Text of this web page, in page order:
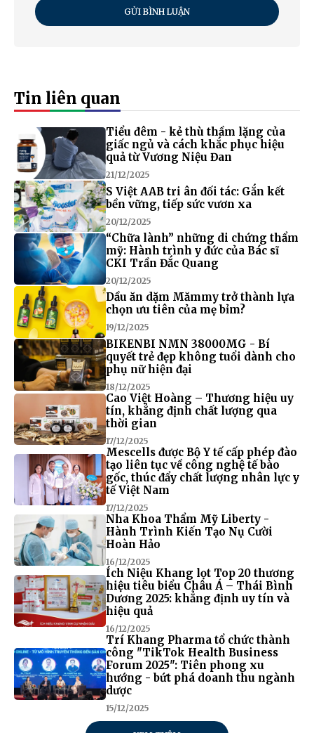
GỬI BÌNH LUẬN
Tin liên quan
Tiểu đêm - kẻ thù thầm lặng của
giấc ngủ và cách khắc phục hiệu
quả từ Vương Niệu Đan
21/12/2025
S Việt AAB tri ân đối tác: Gắn kết
bền vững, tiếp sức vươn xa
20/12/2025
“Chữa lành” những di chứng thẩm
mỹ: Hành trình y đức của Bác sĩ
CKI Trần Đắc Quang
20/12/2025
Dầu ăn dặm Mămmy trở thành lựa
chọn ưu tiên của mẹ bỉm?
19/12/2025
BIKENBI NMN 38000MG - Bí
quyết trẻ đẹp không tuổi dành cho
phụ nữ hiện đại
18/12/2025
Cao Việt Hoàng – Thương hiệu uy
tín, khẳng định chất lượng qua
thời gian
17/12/2025
Mescells được Bộ Y tế cấp phép đào
tạo liên tục về công nghệ tế bào
gốc, thúc đẩy chất lượng nhân lực y
tế Việt Nam
17/12/2025
Nha Khoa Thẩm Mỹ Liberty -
Hành Trình Kiến Tạo Nụ Cười
Hoàn Hảo
16/12/2025
Ích Niệu Khang lọt Top 20 thương
hiệu tiêu biểu Châu Á – Thái Bình
Dương 2025: khẳng định uy tín và
hiệu quả
16/12/2025
Trí Khang Pharma tổ chức thành
công "TikTok Health Business
Forum 2025": Tiên phong xu
hướng - bứt phá doanh thu ngành
dược
15/12/2025